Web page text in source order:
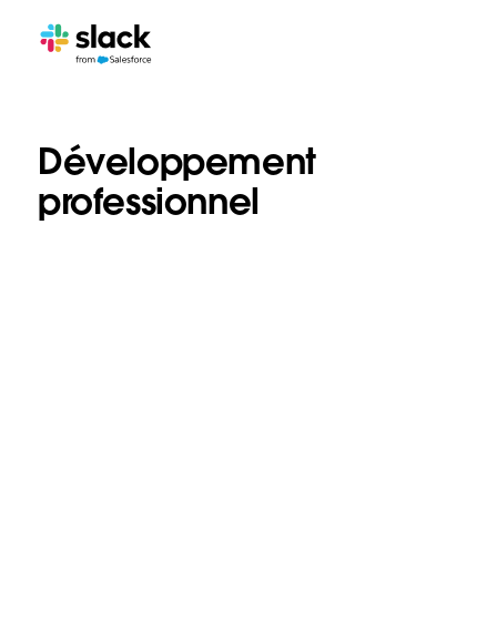
Développement
professionnel